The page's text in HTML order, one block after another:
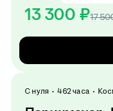
13 300 ₽17
С нуля 462 часа